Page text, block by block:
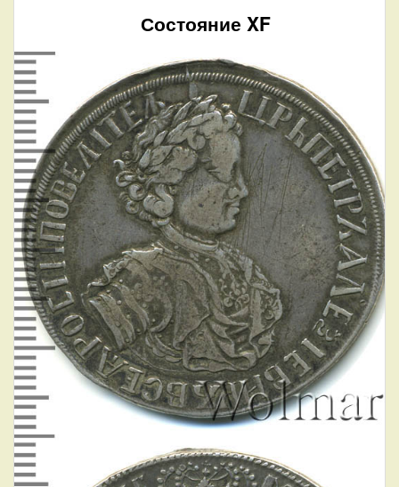
Состояние XF